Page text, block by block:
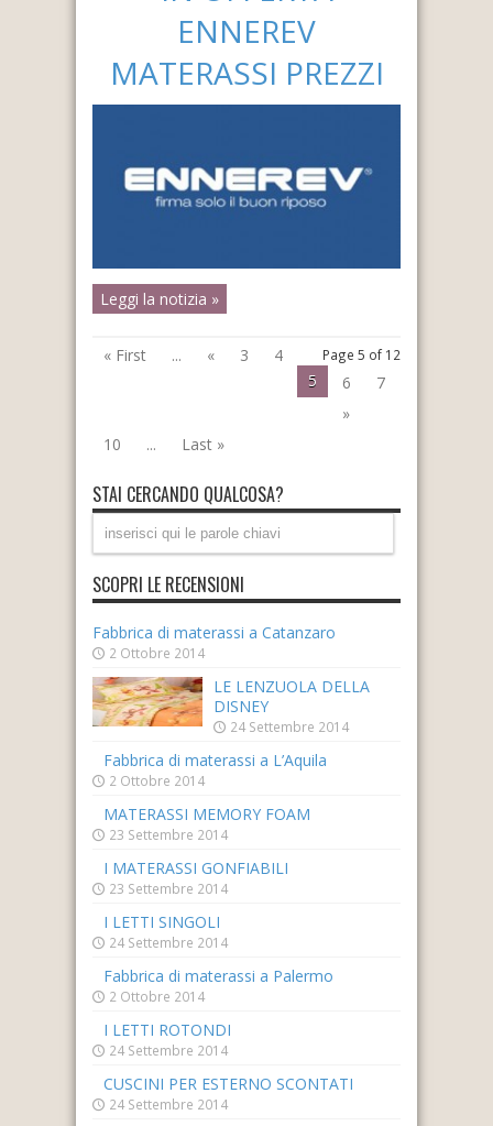
ENNEREV
MATERASSI PREZZI
Leggi la notizia »
Page 5 of 12
« First ... « 3
4
5
6
7
»
10
... Last »
STAI CERCANDO QUALCOSA?
SCOPRI LE RECENSIONI
Fabbrica di materassi a Catanzaro
2 Ottobre 2014
LE LENZUOLA DELLA
DISNEY
24 Settembre 2014
Fabbrica di materassi a L’Aquila
2 Ottobre 2014
MATERASSI MEMORY FOAM
23 Settembre 2014
I MATERASSI GONFIABILI
23 Settembre 2014
I LETTI SINGOLI
24 Settembre 2014
Fabbrica di materassi a Palermo
2 Ottobre 2014
I LETTI ROTONDI
24 Settembre 2014
CUSCINI PER ESTERNO SCONTATI
24 Settembre 2014